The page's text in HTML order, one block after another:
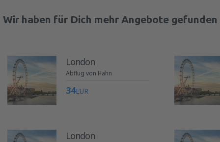
Wir haben für Dich mehr Angebote gefunden
London
Abflug von Hahn
34EUR
London